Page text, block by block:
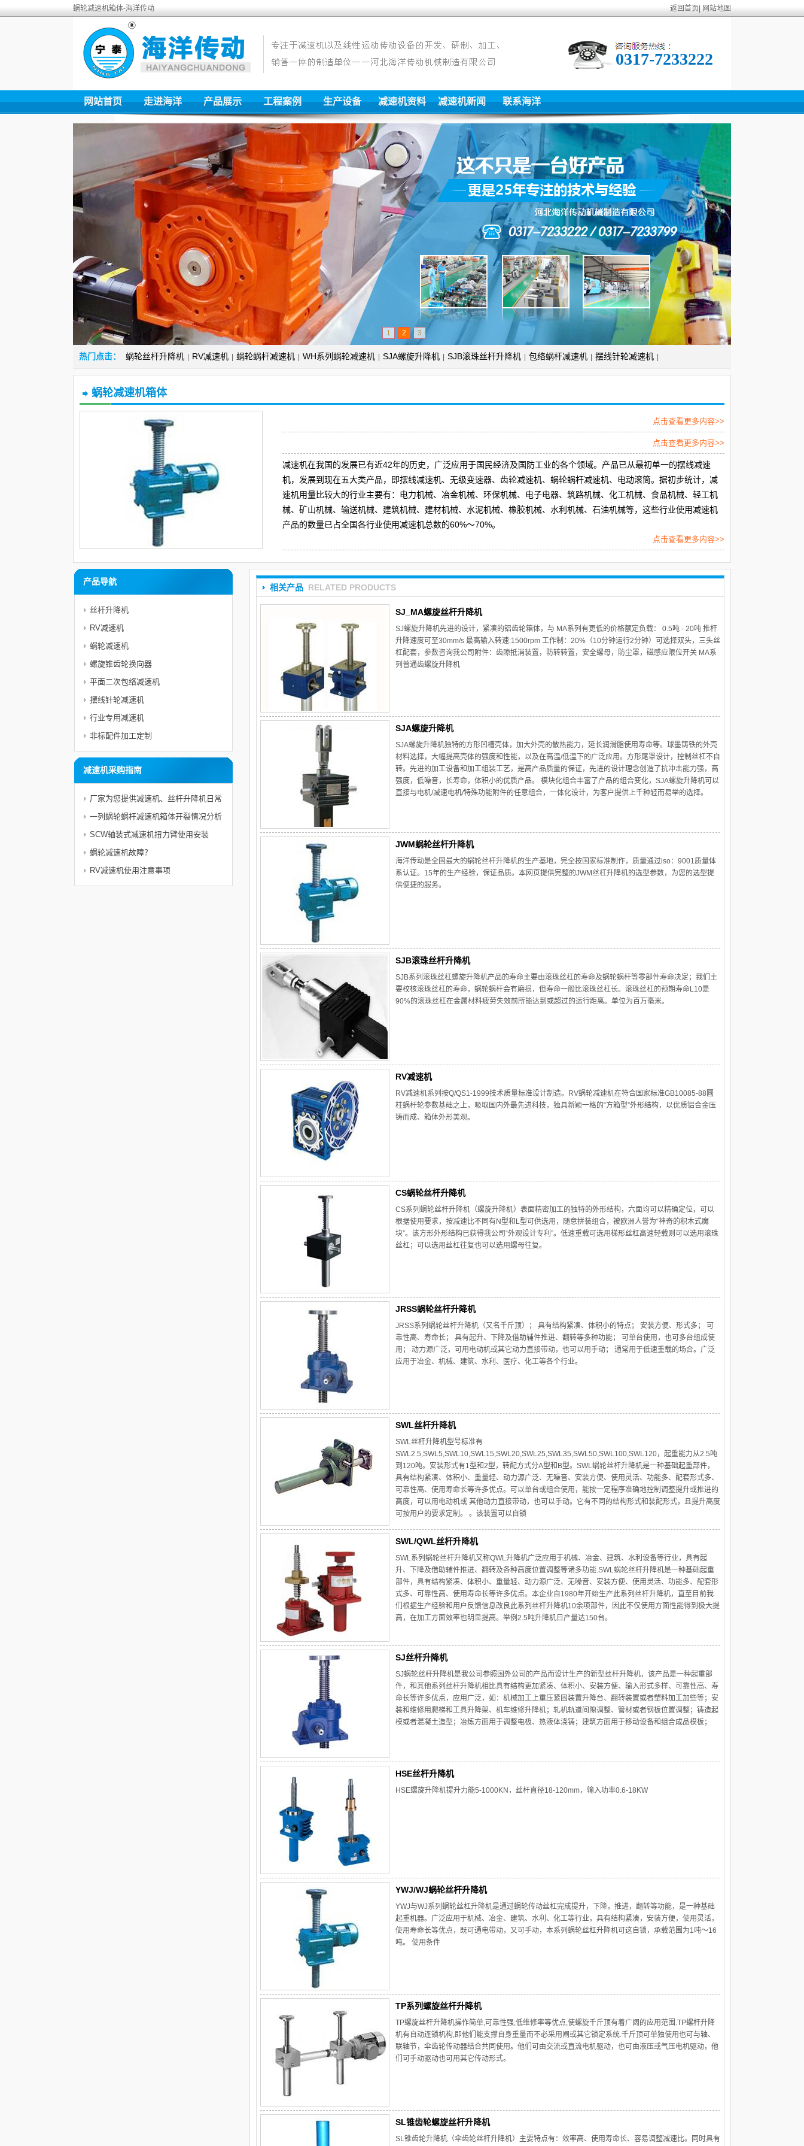
蜗轮减速机箱体-海洋传动 返回首页 网站地图
0317-7233222
网站首页 走进海洋 产品展示 工程案例 生产设备 减速机资料 减速机新闻 联系海洋
1 2 3
热门点击： 蜗轮丝杆升降机 RV减速机 蜗轮蜗杆减速机 WH系列蜗轮减速机 SJA螺旋升降机 SJB滚珠丝杆升降机 包络蜗杆减速机 摆线针轮减速机
蜗轮减速机箱体
点击查看更多内容>>
点击查看更多内容>>
减速机在我国的发展已有近42年的历史，广泛应用于国民经济及国防工业的各个领域。产品已从最初单一的摆线减速
机，发展到现在五大类产品，即摆线减速机、无级变速器、齿轮减速机、蜗轮蜗杆减速机、电动滚筒。据初步统计，减
速机用量比较大的行业主要有：电力机械、冶金机械、环保机械、电子电器、筑路机械、化工机械、食品机械、轻工机
械、矿山机械、输送机械、建筑机械、建材机械、水泥机械、橡胶机械、水利机械、石油机械等，这些行业使用减速机
产品的数量已占全国各行业使用减速机总数的60%～70%。
点击查看更多内容>>
相关产品 RELATED PRODUCTS
SJ_MA螺旋丝杆升降机
SJ螺旋升降机先进的设计，紧凑的铝齿轮箱体，与 MA系列有更低的价格额定负载： 0.5吨 - 20吨 推杆
升降速度可至30mm/s 最高输入转速:1500rpm 工作制：20%（10分钟运行2分钟）可选择双头，三头丝
杠配套，参数咨询我公司附件：齿隙抵消装置，防转转置，安全螺母，防尘罩，磁感应限位开关 MA系
列普通齿螺旋升降机
SJA螺旋升降机
SJA螺旋升降机独特的方形凹槽壳体，加大外壳的散热能力，延长润滑脂使用寿命等。球墨铸铁的外壳
材料选择，大幅提高壳体的强度和性能，以及在高温/低温下的广泛应用。方形尾罩设计，控制丝杠不自
转。先进的加工设备和加工组装工艺，是高产品质量的保证，先进的设计理念创造了抗冲击能力强，高
强度，低噪音，长寿命，体积小的优质产品。 模块化组合丰富了产品的组合变化，SJA螺旋升降机可以
直接与电机/减速电机/特殊功能附件的任意组合，一体化设计，为客户提供上千种轻而易举的选择。
JWM蜗轮丝杆升降机
海洋传动是全国最大的蜗轮丝杆升降机的生产基地，完全按国家标准制作，质量通过iso：9001质量体
系认证。15年的生产经验，保证品质。本网页提供完整的JWM丝杠升降机的选型参数，为您的选型提
供便捷的服务。
SJB滚珠丝杆升降机
SJB系列滚珠丝杠螺旋升降机产品的寿命主要由滚珠丝杠的寿命及蜗轮蜗杆等零部件寿命决定；我们主
要校核滚珠丝杠的寿命，蜗轮蜗杆会有磨损，但寿命一般比滚珠丝杠长。滚珠丝杠的预期寿命L10是
90%的滚珠丝杠在金属材料疲劳失效前所能达到或超过的运行距离。单位为百万毫米。
RV减速机
RV减速机系列按Q/QS1-1999技术质量标准设计制造。RV蜗轮减速机在符合国家标准GB10085-88圆
柱蜗杆轮参数基础之上，吸取国内外最先进科技，独具新颖一格的“方箱型”外形结构，以优质铝合金压
铸而成、箱体外形美观。
CS蜗轮丝杆升降机
CS系列蜗轮丝杆升降机（螺旋升降机）表面精密加工的独特的外形结构，六面均可以精确定位，可以
根据使用要求，按减速比不同有N型和L型可供选用，随意拼装组合，被欧洲人誉为“神奇的积木式魔
块”。该方形外形结构已获得我公司“外观设计专利”。低速重载可选用梯形丝杠高速轻载则可以选用滚珠
丝杠；可以选用丝杠往复也可以选用螺母往复。
JRSS蜗轮丝杆升降机
JRSS系列蜗轮丝杆升降机（又名千斤顶）； 具有结构紧凑、体积小的特点； 安装方便、形式多； 可
靠性高、寿命长； 具有起升、下降及借助辅件推进、翻转等多种功能； 可单台使用，也可多台组成使
用； 动力源广泛，可用电动机或其它动力直接带动，也可以用手动； 通常用于低速重载的场合。广泛
应用于冶金、机械、建筑、水利、医疗、化工等各个行业。
SWL丝杆升降机
SWL丝杆升降机型号标准有
SWL2.5,SWL5,SWL10,SWL15,SWL20,SWL25,SWL35,SWL50,SWL100,SWL120，起重能力从2.5吨
到120吨。安装形式有1型和2型，转配方式分A型和B型。SWL蜗轮丝杆升降机是一种基础起重部件，
具有结构紧凑、体积小、重量轻、动力源广泛、无噪音、安装方便、使用灵活、功能多、配套形式多、
可靠性高、使用寿命长等许多优点。可以单台或组合使用，能按一定程序准确地控制调整提升或推进的
高度，可以用电动机或 其他动力直接带动，也可以手动。它有不同的结构形式和装配形式，且提升高度
可按用户的要求定制。 。该装置可以自锁
SWL/QWL丝杆升降机
SWL系列蜗轮丝杆升降机又称QWL升降机广泛应用于机械、冶金、建筑、水利设备等行业，具有起
升、下降及借助辅件推进、翻转及各种高度位置调整等诸多功能.SWL蜗轮丝杆升降机是一种基础起重
部件，具有结构紧凑、体积小、重量轻、动力源广泛、无噪音、安装方便、使用灵活、功能多、配套形
式多、可靠性高、使用寿命长等许多优点。本企业自1980年开始生产此系列丝杆升降机，直至目前我
们根据生产经验和用户反馈信息改良此系列丝杆升降机10余项部件，因此不仅使用方面性能得到极大提
高，在加工方面效率也明显提高。举例2.5吨升降机日产量达150台。
SJ丝杆升降机
SJ蜗轮丝杆升降机是我公司参照国外公司的产品而设计生产的新型丝杆升降机，该产品是一种起重部
件，和其他系列丝杆升降机相比具有结构更加紧凑、体积小、安装方便、输入形式多样、可靠性高、寿
命长等许多优点，应用广泛，如：机械加工上重压紧固装置升降台、翻转装置或者塑料加工加些等；安
装和维修用爬梯和工具升降架、机车维修升降机；轧机轨道间隙调整、管材或者钢板位置调整；铸造起
模或者混凝土造型；冶炼方面用于调整电极、热液体浇铸；建筑方面用于移动设备和组合成品模板；
HSE丝杆升降机
HSE螺旋升降机提升力能5-1000KN，丝杆直径18-120mm，输入功率0.6-18KW
YWJ/WJ蜗轮丝杆升降机
YWJ与WJ系列蜗轮丝杠升降机是通过蜗轮传动丝杠完成提升，下降，推进，翻转等功能，是一种基础
起重机器。广泛应用于机械、冶金、建筑、水利、化工等行业，具有结构紧凑，安装方便，使用灵活，
使用寿命长等优点，既可通电带动，又可手动，本系列蜗轮丝杠升降机可这自锁，承载范围为1吨～16
吨。 使用条件
TP系列螺旋丝杆升降机
TP螺旋丝杆升降机操作简单,可靠性强,低维修率等优点,使螺旋千斤顶有着广阔的应用范围.TP螺杆升降
机有自动连锁机构,即他们能支撑自身重量而不必采用闸或其它锁定系统.千斤顶可单独使用也可与轴、
联轴节，伞齿轮传动器结合共同使用。他们可由交流或直流电机驱动，也可由液压或气压电机驱动，他
们可手动驱动也可用其它传动形式。
SL锥齿轮螺旋丝杆升降机
SL锥齿轮升降机（伞齿轮丝杆升降机）主要特点有：效率高、使用寿命长、容易调整减速比。同时具有
产品导航
丝杆升降机
RV减速机
蜗轮减速机
螺旋锥齿轮换向器
平面二次包络减速机
摆线针轮减速机
行业专用减速机
非标配件加工定制
减速机采购指南
厂家为您提供减速机、丝杆升降机日常
使用电机的维护与注意事项及保护措施
一列蜗轮蜗杆减速机箱体开裂情况分析
SCW轴装式减速机扭力臂使用安装
蜗轮减速机故障？
RV减速机使用注意事项